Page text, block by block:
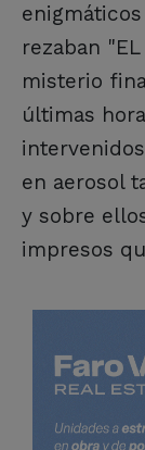
rezaban "EL
misterio
últimas
en aerosol
y sobre
impresos